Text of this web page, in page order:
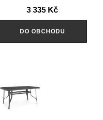
3 335 Kč
DO OBCHODU